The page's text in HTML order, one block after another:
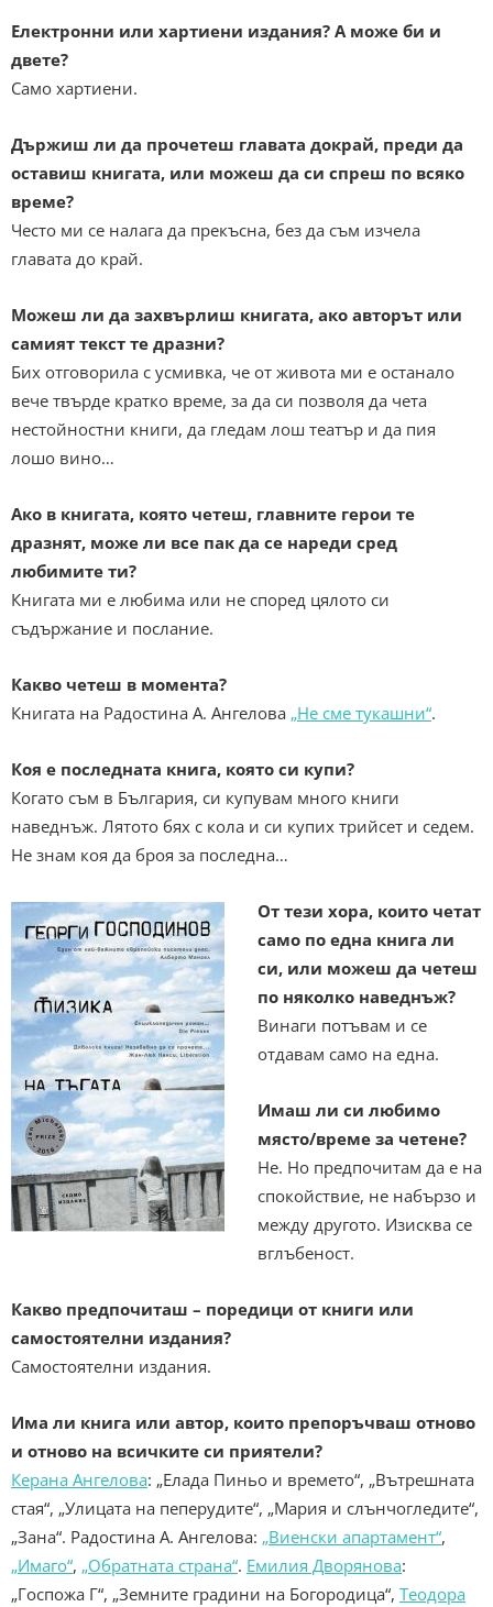
Eлектронни или хартиени издания? А може би и
двете?
Само хартиени.
Държиш ли да прочетеш главата докрай, преди да
оставиш книгата, или можеш да си спреш по всяко
време?
Често ми се налага да прекъсна, без да съм изчела
главата до край.
Можеш ли да захвърлиш книгата, ако авторът или
самият текст те дразни?
Бих отговорила с усмивка, че от живота ми е останало
вече твърде кратко време, за да си позволя да чета
нестойностни книги, да гледам лош театър и да пия
лошо вино…
Ако в книгата, която четеш, главните герои те
дразнят, може ли все пак да се нареди сред
любимите ти?
Книгата ми е любима или не според цялото си
съдържание и послание.
Какво четеш в момента?
Книгата на Радостина А. Ангелова „Не сме тукашни“.
Коя е последната книга, която си купи?
Когато съм в България, си купувам много книги
наведнъж. Лятото бях с кола и си купих трийсет и седем.
Не знам коя да броя за последна…
От тези хора, които четат
само по една книга ли
си, или можеш да четеш
по няколко наведнъж?
Винаги потъвам и се
отдавам само на една.
Имаш ли си любимо
място/време за четене?
Не. Но предпочитам да е на
спокойствие, не набързо и
между другото. Изисква се
вглъбеност.
Какво предпочиташ – поредици от книги или
самостоятелни издания?
Самостоятелни издания.
Има ли книга или автор, които препоръчваш отново
и отново на всичките си приятели?
Керана Ангелова: „Елада Пиньо и времето“, „Вътрешната
стая“, „Улицата на пеперудите“, „Мария и слънчогледите“,
„Зана“. Радостина А. Ангелова: „Виенски апартамент“,
„Имаго“, „Обратната страна“. Емилия Дворянова:
„Госпожа Г“, „Земните градини на Богородица“, Теодора